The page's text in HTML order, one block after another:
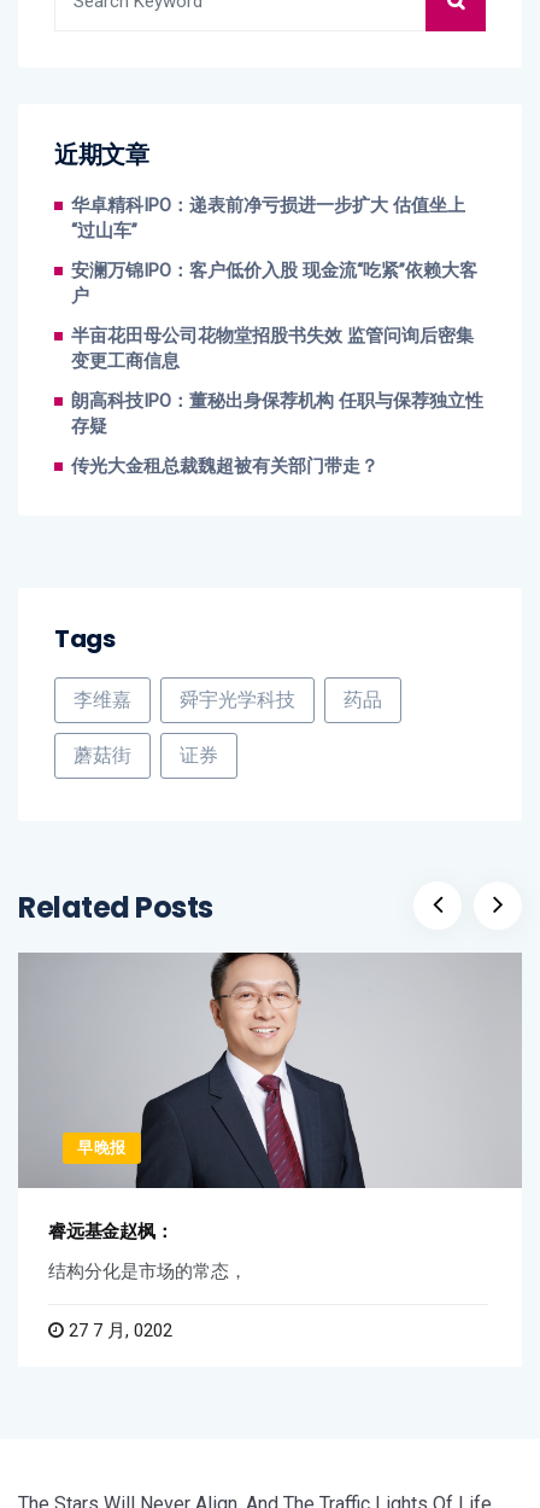
近期文章
华卓精科IPO：递表前净亏损进一步扩大 估值坐上
“过山车”
安澜万锦IPO：客户低价入股 现金流“吃紧”依赖大客
户
半亩花田母公司花物堂招股书失效 监管问询后密集
变更工商信息
朗高科技IPO：董秘出身保荐机构 任职与保荐独立性
存疑
传光大金租总裁魏超被有关部门带走？
Tags
李维嘉 舜宇光学科技 药品
蘑菇街 证券
Related Posts
早晚报
睿远基金赵枫：
结构分化是市场的常态，
27 7 月, 0202